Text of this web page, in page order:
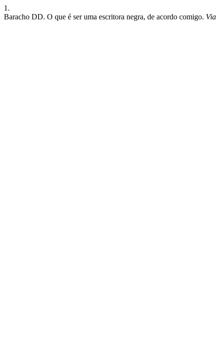
1.
Baracho DD. O que é ser uma escritora negra, de acordo comigo.